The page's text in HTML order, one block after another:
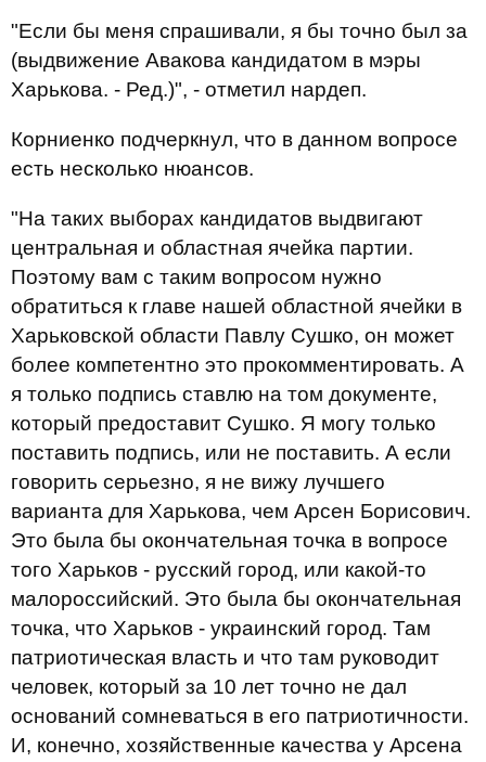
"Если бы меня спрашивали, я бы точно был за
(выдвижение Авакова кандидатом в мэры
Харькова. - Ред.)", - отметил нардеп.
Корниенко подчеркнул, что в данном вопросе
есть несколько нюансов.
"На таких выборах кандидатов выдвигают
центральная и областная ячейка партии.
Поэтому вам с таким вопросом нужно
обратиться к главе нашей областной ячейки в
Харьковской области Павлу Сушко, он может
более компетентно это прокомментировать. А
я только подпись ставлю на том документе,
который предоставит Сушко. Я могу только
поставить подпись, или не поставить. А если
говорить серьезно, я не вижу лучшего
варианта для Харькова, чем Арсен Борисович.
Это была бы окончательная точка в вопросе
того Харьков - русский город, или какой-то
малороссийский. Это была бы окончательная
точка, что Харьков - украинский город. Там
патриотическая власть и что там руководит
человек, который за 10 лет точно не дал
оснований сомневаться в его патриотичности.
И, конечно, хозяйственные качества у Арсена